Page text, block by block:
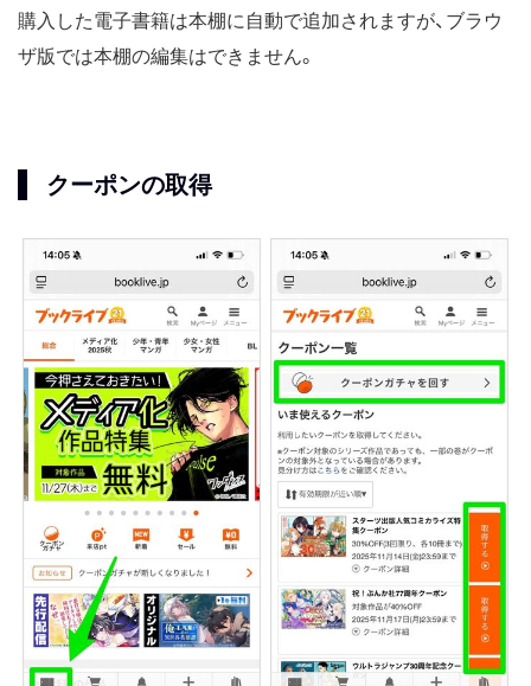
購入した電子書籍は本棚に自動で追加されますが、ブラウ
ザ版では本棚の編集はできません。
クーポンの取得